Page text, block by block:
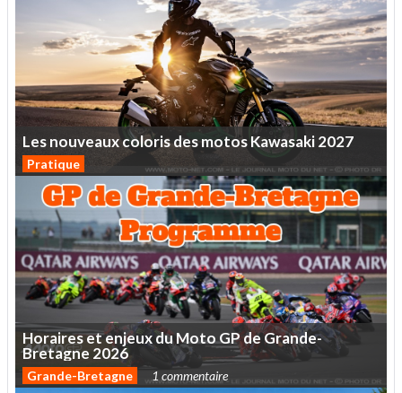
LesnouveauxcolorisdesmotosKawasaki2027
Pratique
HorairesetenjeuxduMotoGPdeGrande-
Bretagne 2026
Grande-Bretagne 1 commentaire